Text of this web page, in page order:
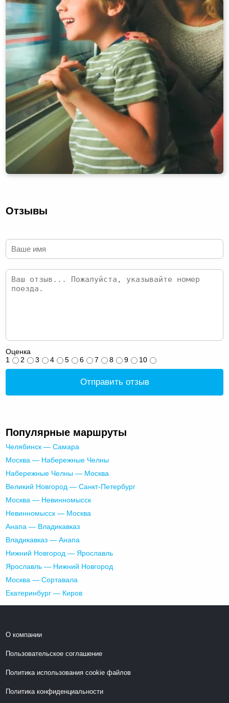
Отзывы
Оценка
1
2 3 4 5 6 7 8 9 10
Отправить отзыв
Популярные маршруты
Челябинск — Самара
Москва — Набережные Челны
Набережные Челны — Москва
Великий Новгород — Санкт-Петербург
Москва — Невинномысск
Невинномысск — Москва
Анапа — Владикавказ
Владикавказ — Анапа
Нижний Новгород — Ярославль
Ярославль — Нижний Новгород
Москва — Сортавала
Екатеринбург — Киров
О компании
Пользовательское соглашение
Политика использования cookie файлов
Политика конфиденциальности